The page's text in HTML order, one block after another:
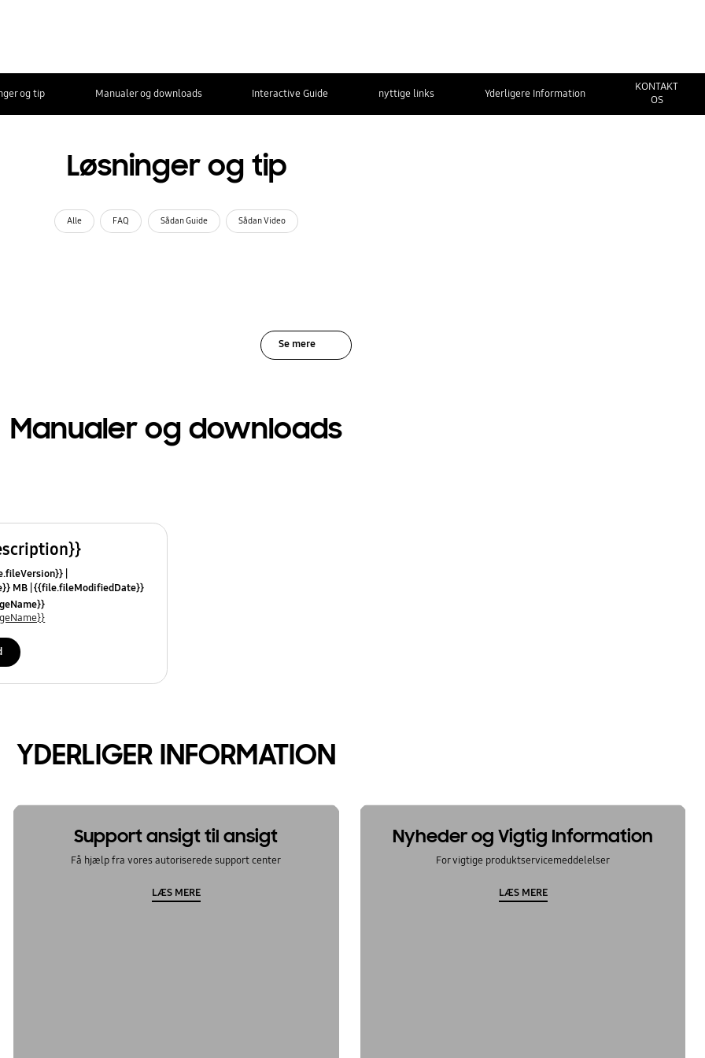
og tip Manualer og downloads Interactive Guide nyttige links Yderligere Information
KONTAKT
OS
Løsninger og tip
Alle FAQ Sådan Guide Sådan Video
Se mere
Manualer og downloads
MB {{file.fileModifiedDate}}
YDERLIGER INFORMATION
Support ansigt til ansigt
Få hjælp fra vores autoriserede support center
LÆS MERE
Nyheder og Vigtig Information
For vigtige produktservicemeddelelser
LÆS MERE